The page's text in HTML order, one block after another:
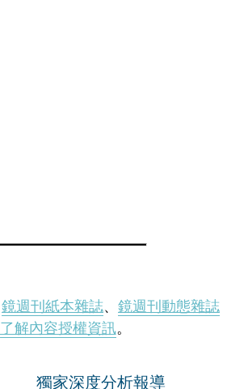
鏡週刊紙本雜誌、 鏡週刊動態雜誌
了解內容授權資訊。
獨家深度分析報導